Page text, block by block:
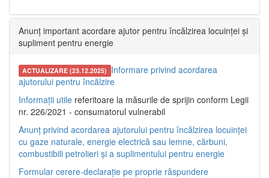
Anunț important acordare ajutor pentru încălzirea locuinței și
supliment pentru energie
ACTUALIZARE (23.12.2025) Informare privind acordarea
ajutorului pentru încălzire
Informații utile referitoare la măsurile de sprijin conform Legii
nr. 226/2021 - consumatorul vulnerabil
Anunț privind acordarea ajutorului pentru încălzirea locuinței
cu gaze naturale, energie electrică sau lemne, cărbuni,
combustibili petrolieri și a suplimentului pentru energie
Formular cerere-declarație pe proprie răspundere